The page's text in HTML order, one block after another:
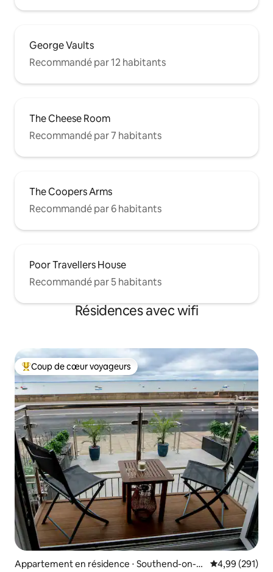
George Vaults
Recommandé par 12 habitants
The Cheese Room
Recommandé par 7 habitants
The Coopers Arms
Recommandé par 6 habitants
Poor Travellers House
Recommandé par 5 habitants
Résidences avec wifi
Coups de cœur voyageurs les plus appréciés
Coup de cœur voyageurs
Appartement en résidence ⋅ Southend-on-S
Évaluation
4,99 (291)